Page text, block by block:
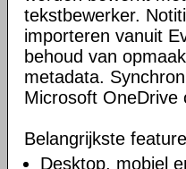
tekstbewerker.
importeren vanuit
behoud van
metadata.
Microsoft OneDrive
Belangrijkste
Desktop, mobiel